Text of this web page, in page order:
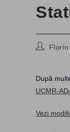
Post
După
UCMR-
Vezi